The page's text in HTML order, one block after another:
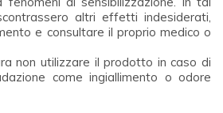
altri effetti indesiderati,
e consultare il proprio medico o
non utilizzare il prodotto in caso di
come ingiallimento o odore